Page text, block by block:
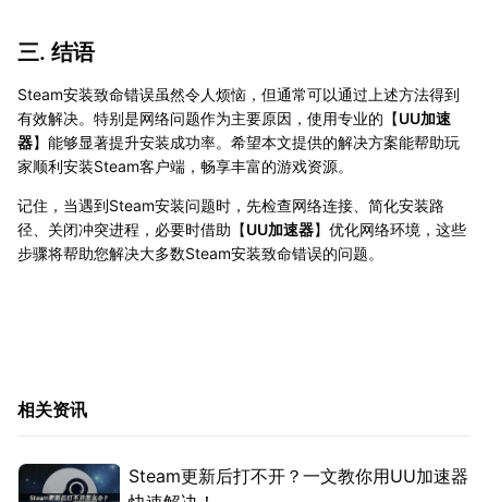
三. 结语
Steam安装致命错误虽然令人烦恼，但通常可以通过上述方法得到
有效解决。特别是网络问题作为主要原因，使用专业的【UU加速
器】能够显著提升安装成功率。希望本文提供的解决方案能帮助玩
家顺利安装Steam客户端，畅享丰富的游戏资源。
记住，当遇到Steam安装问题时，先检查网络连接、简化安装路
径、关闭冲突进程，必要时借助【UU加速器】优化网络环境，这些
步骤将帮助您解决大多数Steam安装致命错误的问题。
相关资讯
Steam更新后打不开？一文教你用UU加速器